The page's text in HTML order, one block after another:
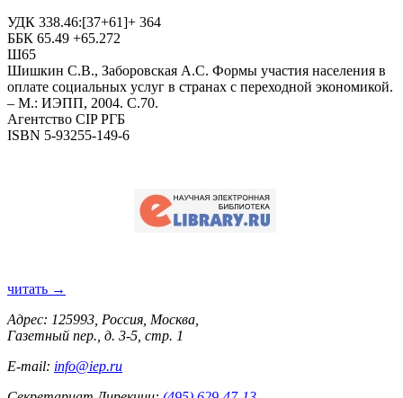
УДК 338.46:[37+61]+ 364
ББК 65.49 +65.272
Ш65
Шишкин С.В., Заборовская А.С. Формы участия населения в
оплате социальных услуг в странах с переходной экономикой.
– М.: ИЭПП, 2004. С.70.
Агентство CIP РГБ
ISBN 5-93255-149-6
читать →
Адрес: 125993, Россия, Москва,
Газетный пер., д. 3-5, стр. 1
E-mail: info@iep.ru